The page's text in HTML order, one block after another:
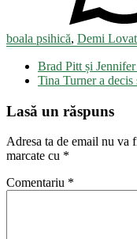
boala psihică, Demi
articole
Brad Pitt și
Tina Turner a decis
Lasă un răspuns
Adresa ta de email nu va
marcate cu *
Comentariu *